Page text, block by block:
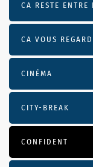
CA RESTE ENTRE
CA VOUS
CINÉMA
CITY-BREAK
CONFIDENT